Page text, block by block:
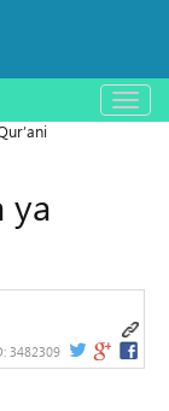
باز
و
ya
3482309